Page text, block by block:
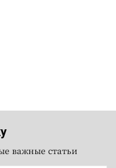
важные статьи